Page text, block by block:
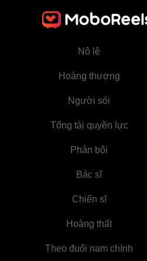
Đô thị hiện đại
Nô lệ
Hoàng thượng
Người sói
Tổng tài quyền lực
Phản bội
Bác sĩ
Chiến sĩ
Hoàng thất
Theo đuổi nam chính